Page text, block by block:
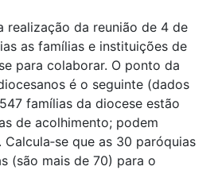
realização da reunião de 4 de
as famílias e instituições de
para colaborar. O ponto da
é o seguinte (dados
famílias da diocese estão
de acolhimento; podem
que as 30 paróquias
(são mais de 70) para o